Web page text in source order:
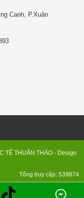
Canh, P.Xuân
TẾ THUẬN THẢO - Design
Tổng truy cập: 539874